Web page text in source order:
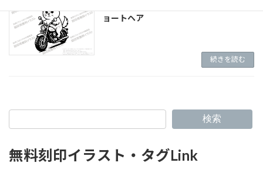
ョートヘア
続きを読む
検索
無料刻印イラスト・タグLink